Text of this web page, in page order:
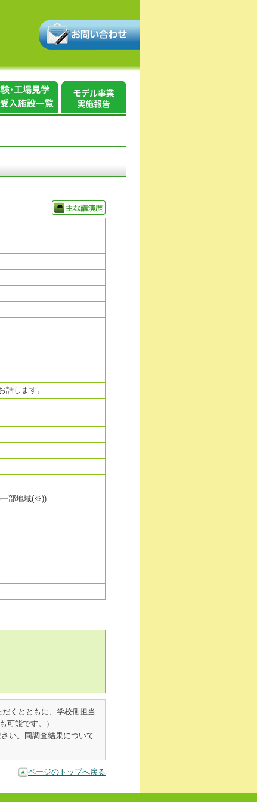
します。
一部地域(※))
くとともに、学校側担当
可能です。）
い。同調査結果について
ページのトップへ戻る